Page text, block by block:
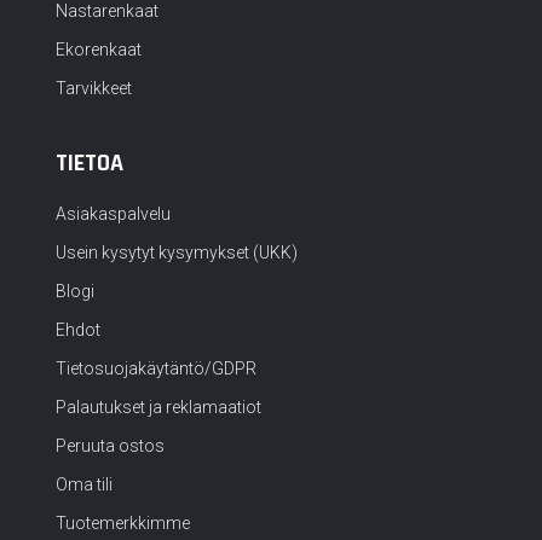
Nastarenkaat
Ekorenkaat
Tarvikkeet
TIETOA
Asiakaspalvelu
Usein kysytyt kysymykset (UKK)
Blogi
Ehdot
Tietosuojakäytäntö/GDPR
Palautukset ja reklamaatiot
Peruuta ostos
Oma tili
Tuotemerkkimme